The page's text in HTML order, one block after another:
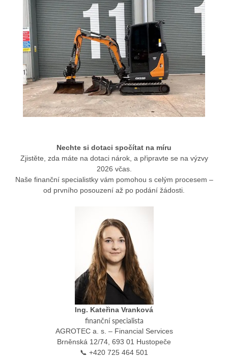
Nechte si dotaci spočítat na míru
Zjistěte, zda máte na dotaci nárok, a připravte se na výzvy
2026 včas.
Naše finanční specialistky vám pomohou s celým procesem –
od prvního posouzení až po podání žádosti.
Ing. Kateřina Vranková
finanční specialista
AGROTEC a. s. – Financial Services
Brněnská 12/74, 693 01 Hustopeče
📞 +420 725 464 501